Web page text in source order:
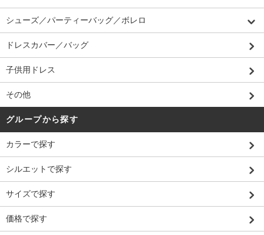
シューズ／パーティーバッグ／ボレロ
ドレスカバー／バッグ
子供用ドレス
その他
グループから探す
カラーで探す
シルエットで探す
サイズで探す
価格で探す